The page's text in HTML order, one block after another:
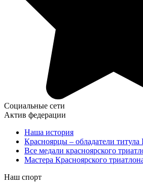
Социальные сети
Актив федерации
Наша история
Красноярцы – обладатели
Все медали красноярского
Мастера Красноярского
Наш спорт